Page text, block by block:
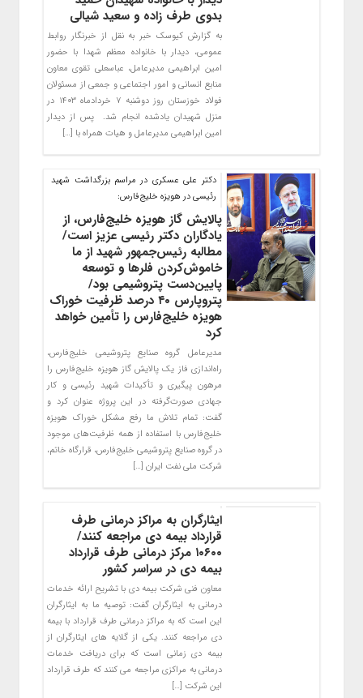
بدوی طرف زاده و سعید شیالی
به گزارش کیوسک خبر به نقل از خبرنگار روابط
عمومی، دیدار با خانواده معظم شهدا با حضور
امین ابراهیمی مدیرعامل، عباسعلی تقوی معاون
منابع انسانی و امور اجتماعی و جمعی از مسئولان
فولاد خوزستان روز دوشنبه ۷ خردادماه ۱۴۰۳ در
منزل شهیدان یادشده انجام شد. پس از دیدار
امین ابراهیمی مدیرعامل و هیات همراه با […]
دکتر علی عسکری در مراسم بزرگداشت شهید
رئیسی در هویزه خلیج‌فارس:
پالایش گاز هویزه خلیج‌فارس، از
یادگاران دکتر رئیسی عزیز است/
مطالبه رئیس‌جمهور شهید از ما
خاموش‌کردن فلرها و توسعه
پایین‌دست پتروشیمی بود/
پتروپارس ۴۰ درصد ظرفیت خوراک
هویزه خلیج‌فارس را تأمین خواهد
کرد
مدیرعامل گروه صنایع پتروشیمی خلیج‌فارس،
راه‌اندازی فاز یک پالایش گاز هویزه خلیج‌فارس را
مرهون پیگیری و تأکیدات شهید رئیسی و کار
جهادی صورت‌گرفته در این پروژه عنوان کرد و
گفت: تمام تلاش ما رفع مشکل خوراک هویزه
خلیج‌فارس با استفاده از همه ظرفیت‌های موجود
در گروه صنایع پتروشیمی خلیج‌فارس، قرارگاه خاتم،
شرکت ملی نفت ایران […]
ایثارگران به مراکز درمانی طرف
قرارداد بیمه دی مراجعه کنند/
۱۰۶۰۰ مرکز درمانی طرف قرارداد
بیمه دی در سراسر کشور
معاون فنی شرکت بیمه دی با تشریح ارائه خدمات
درمانی به ایثارگران گفت: توصیه ما به ایثارگران
این است که به مراکز درمانی طرف قرارداد با بیمه
دی مراجعه کنند. یکی از گلایه های ایثارگران از
بیمه دی زمانی است که برای دریافت خدمات
درمانی به مراکزی مراجعه می کنند که طرف قرارداد
این شرکت […]